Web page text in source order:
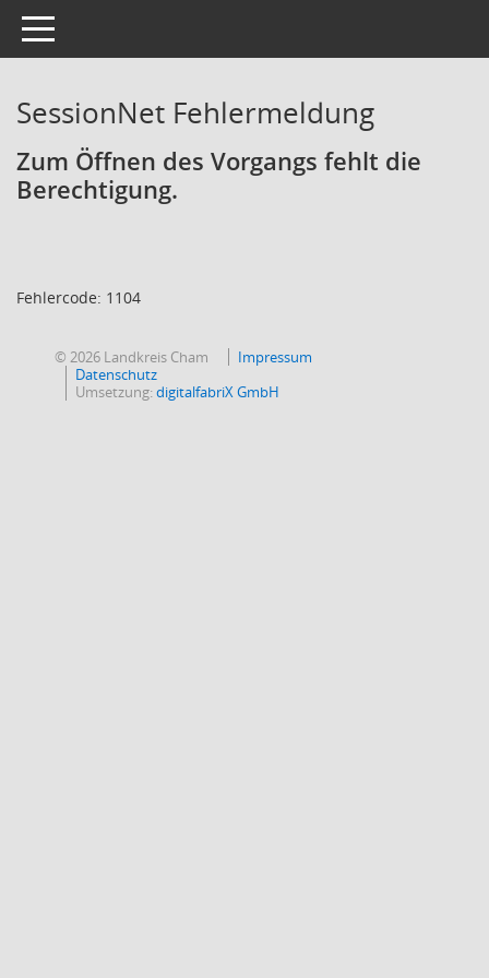
Toggle navigation
SessionNet Fehlermeldung
Zum Öffnen des Vorgangs fehlt die
Berechtigung.
Fehlercode: 1104
© 2026 Landkreis Cham
Impressum
Datenschutz
Umsetzung:digitalfabriX GmbH